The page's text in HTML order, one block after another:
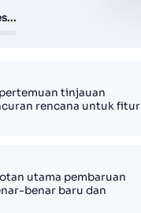
tinjauan
rencana untuk fitur
utama pembaruan
benar baru dan